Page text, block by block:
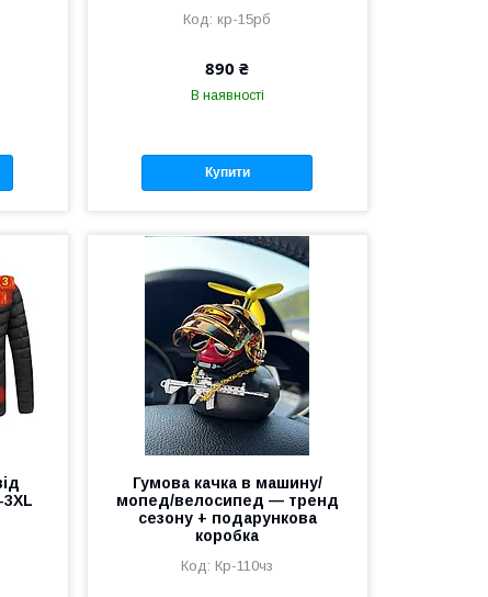
кр-15pб
890 ₴
В наявності
Купити
Гумова качка в машину/
мопед/велосипед — тренд
сезону + подарункова
коробка
Кр-110чз